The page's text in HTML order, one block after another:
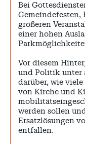
Bei
Gemeindefesten,
größeren
einer hohen
Vor diesem
und Politik unter
darüber, wie
von Kirche und
werden sollen
Ersatzlösungen
entfallen.